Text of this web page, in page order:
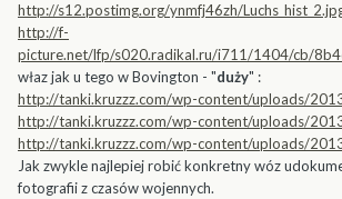
http://s12.postimg.org/ynmfj46zh/
http://f-
picture.net/lfp/s020.radikal.ru/i711/1404/cb/
właz jak u tego w Bovington - "duży" :
http://tanki.kruzzz.com/wp-content/uploads/
http://tanki.kruzzz.com/wp-content/uploads/
http://tanki.kruzzz.com/wp-content/uploads/
Jak zwykle najlepiej robić konkretny wóz
fotografii z czasów wojennych.